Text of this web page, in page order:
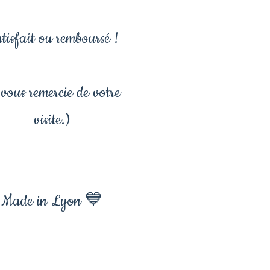
ou remboursé !
remercie de votre
visite.)
Made in Lyon 💙